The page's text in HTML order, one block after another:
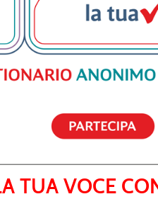
TUA VOCE